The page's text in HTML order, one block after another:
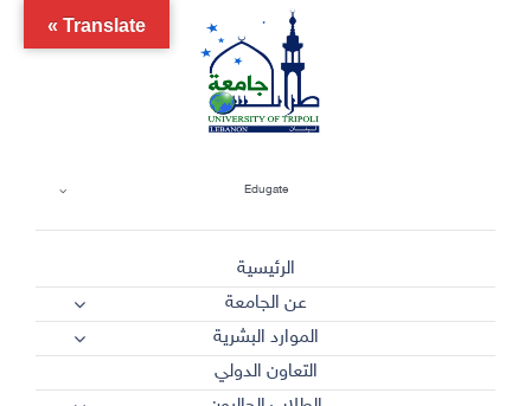
Edugate
الرئيسية
عن الجامعة
الموارد البشرية
التعاون الدولي
Translate »